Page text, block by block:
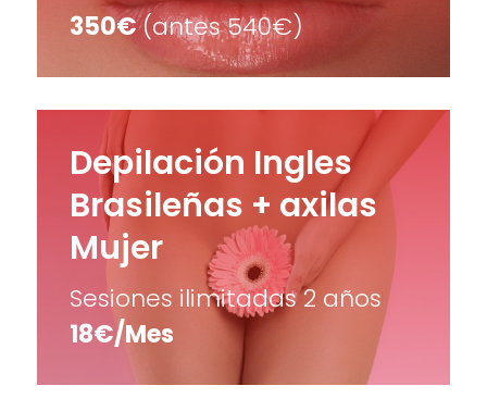
350€(antes 540€)
Depilación Ingles
Brasileñas + axilas
Mujer
Sesiones ilimitadas 2 años
18€/Mes